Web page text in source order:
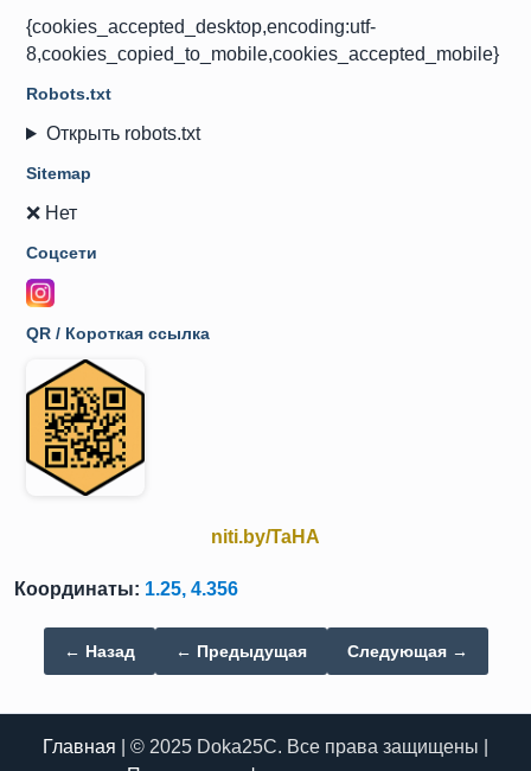
{cookies_accepted_desktop,encoding:utf-
8,cookies_copied_to_mobile,cookies_accepted_mobile}
Robots.txt
Открыть robots.txt
Sitemap
❌ Нет
Соцсети
QR / Короткая ссылка
niti.by/TaHA
Координаты: 1.25, 4.356
← Назад ← Предыдущая Следующая →
Главная | © 2025 Doka25C. Все права защищены |